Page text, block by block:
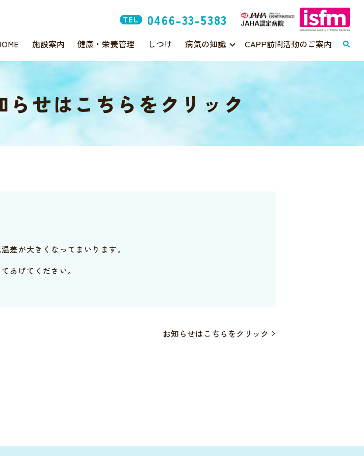
TEL 0466-33-5383
施設案内 健康・栄養管理 しつけ 病気の知識 CAPP訪問活動のご案内
せはこちらをクリック
差が大きくなってまいります。
あげてください。
お知らせはこちらをクリック